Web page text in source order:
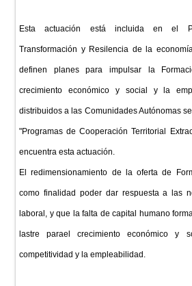
Esta actuación está incluida en el
Transformación y Resilencia de la
definen planes para impulsar la
crecimiento económico y social y la
distribuidos a las Comunidades Autónomas
"Programas de Cooperación Territorial
encuentra esta actuación.
El redimensionamiento de la oferta de
como finalidad poder dar respuesta a las
laboral, y que la falta de capital humano
lastre parael crecimiento económico y
competitividad y la empleabilidad.